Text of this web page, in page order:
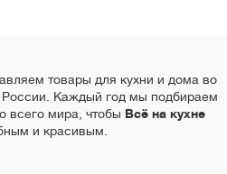
товары для кухни и дома во
России. Каждый год мы подбираем
всего мира, чтобы Всё на кухне
и красивым.